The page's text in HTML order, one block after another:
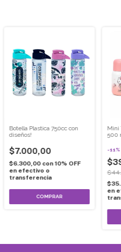
Botella Plastica 750cc con
diseños!
$7.000,00
$6.300,00 con 10% OFF
en efectivo o
transferencia
Mini
500
-11%
en